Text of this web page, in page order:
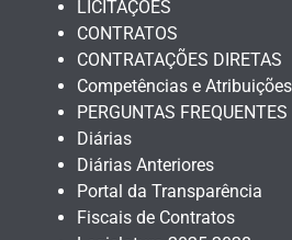
LICITAÇÕES
CONTRATOS
CONTRATAÇÕES DIRETAS
Competências e Atribuições
PERGUNTAS FREQUENTES
Diárias
Diárias Anteriores
Portal da Transparência
Fiscais de Contratos